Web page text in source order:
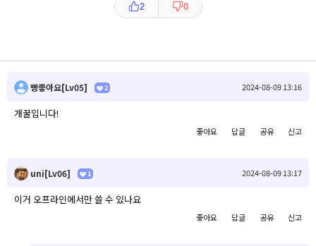
2 0
빵좋아요[Lv05] 2 2024-08-09 13:16
개꿀입니다!
좋아요 답글 공유 신고
uni[Lv06] 1 2024-08-09 13:17
이거 오프라인에서만 쓸 수 있나요
좋아요 답글 공유 신고